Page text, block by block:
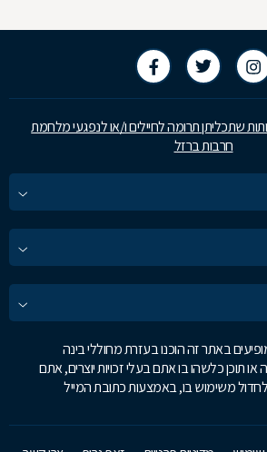
שתכליתן תרומה לחיילים ו/או לנפגעי מלחמת
חרבות ברזל
באתר זה הוכנו בעזרת מחוללי בינה
תוכן כלשהו בו אתם בעלי זכויות יוצרים, אתם
משימוש בו, באמצעות כתובת המייל